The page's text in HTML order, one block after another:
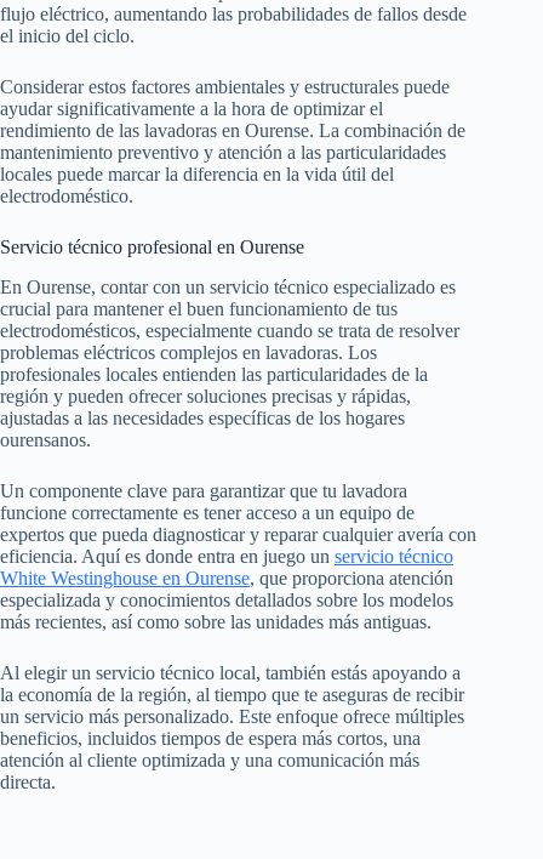
flujo eléctrico, aumentando las probabilidades de fallos desde
el inicio del ciclo.
Considerar estos factores ambientales y estructurales puede
ayudar significativamente a la hora de optimizar el
rendimiento de las lavadoras en Ourense. La combinación de
mantenimiento preventivo y atención a las particularidades
locales puede marcar la diferencia en la vida útil del
electrodoméstico.
Servicio técnico profesional en Ourense
En Ourense, contar con un servicio técnico especializado es
crucial para mantener el buen funcionamiento de tus
electrodomésticos, especialmente cuando se trata de resolver
problemas eléctricos complejos en lavadoras. Los
profesionales locales entienden las particularidades de la
región y pueden ofrecer soluciones precisas y rápidas,
ajustadas a las necesidades específicas de los hogares
ourensanos.
Un componente clave para garantizar que tu lavadora
funcione correctamente es tener acceso a un equipo de
expertos que pueda diagnosticar y reparar cualquier avería con
eficiencia. Aquí es donde entra en juego un servicio técnico
White Westinghouse en Ourense, que proporciona atención
especializada y conocimientos detallados sobre los modelos
más recientes, así como sobre las unidades más antiguas.
Al elegir un servicio técnico local, también estás apoyando a
la economía de la región, al tiempo que te aseguras de recibir
un servicio más personalizado. Este enfoque ofrece múltiples
beneficios, incluidos tiempos de espera más cortos, una
atención al cliente optimizada y una comunicación más
directa.